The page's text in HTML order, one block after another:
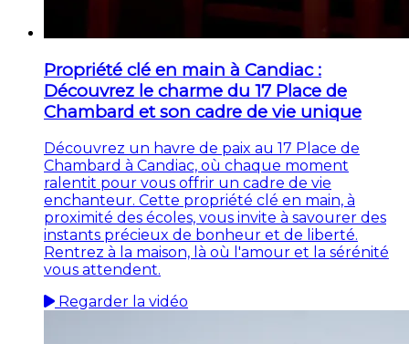
Propriété clé en main à Candiac :
Découvrez le charme du 17 Place de
Chambard et son cadre de vie unique
Découvrez un havre de paix au 17 Place de
Chambard à Candiac, où chaque moment
ralentit pour vous offrir un cadre de vie
enchanteur. Cette propriété clé en main, à
proximité des écoles, vous invite à savourer des
instants précieux de bonheur et de liberté.
Rentrez à la maison, là où l'amour et la sérénité
vous attendent.
Regarder la vidéo